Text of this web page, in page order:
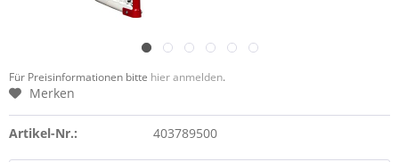
Für Preisinformationen bitte hier anmelden.
Merken
Artikel-Nr.: 403789500